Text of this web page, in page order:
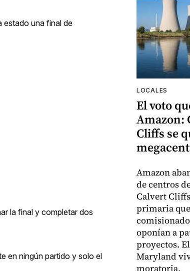
estado una final de
la final y completar dos
en ningún partido y solo el
LOCALES
El voto
Amazon:
Cliffs se
Amazon
de centros
Calvert
primaria
oponían a
proyectos.
Maryland
moratoria.